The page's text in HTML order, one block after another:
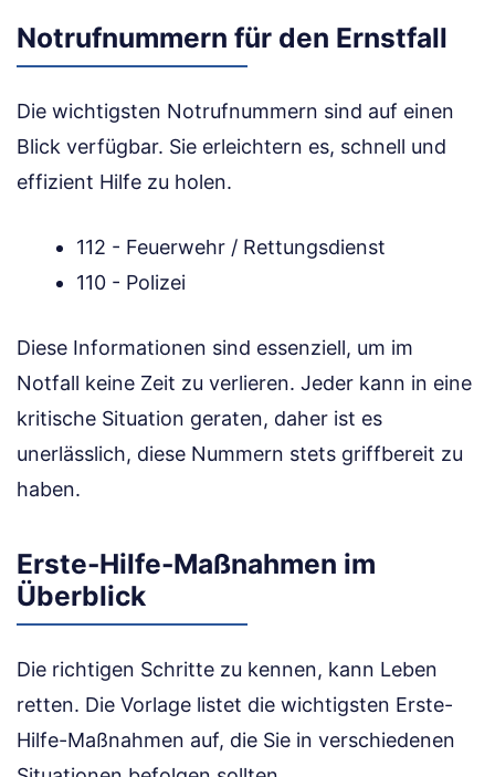
Notrufnummern für den Ernstfall
Die wichtigsten Notrufnummern sind auf einen
Blick verfügbar. Sie erleichtern es, schnell und
effizient Hilfe zu holen.
112 - Feuerwehr / Rettungsdienst
110 - Polizei
Diese Informationen sind essenziell, um im
Notfall keine Zeit zu verlieren. Jeder kann in eine
kritische Situation geraten, daher ist es
unerlässlich, diese Nummern stets griffbereit zu
haben.
Erste-Hilfe-Maßnahmen im
Überblick
Die richtigen Schritte zu kennen, kann Leben
retten. Die Vorlage listet die wichtigsten Erste-
Hilfe-Maßnahmen auf, die Sie in verschiedenen